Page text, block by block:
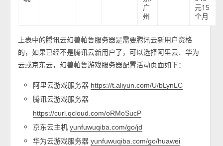
广
州
元15
个月
上表中的腾讯云幻兽帕鲁服务器是需要腾讯云新用户资格
的，如果已经不是腾讯云新用户了，可以选择阿里云、华为
云或京东云，幻兽帕鲁游戏服务器配置活动页面如下：
阿里云游戏服务器 https://t.aliyun.com/U/bLynLC
腾讯云游戏服务器
https://curl.qcloud.com/oRMoSucP
京东云主机yunfuwuqiba.com/go/jd
华为云游戏服务器yunfuwuqiba.com/go/huawei